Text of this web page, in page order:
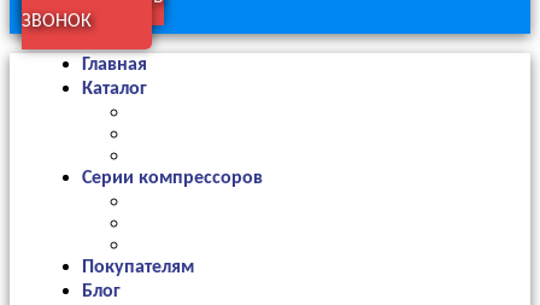
ЗВОНОК
Главная
Каталог
Серии компрессоров
Покупателям
Блог